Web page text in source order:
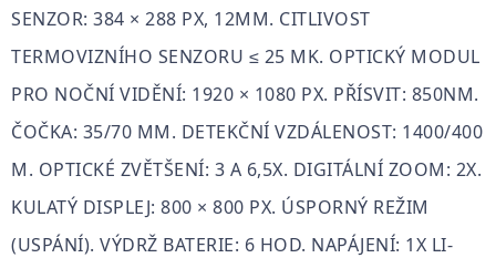
SENZOR: 384 × 288 PX, 12ΜM. CITLIVOST
TERMOVIZNÍHO SENZORU ≤ 25 MK. OPTICKÝ MODUL
PRO NOČNÍ VIDĚNÍ: 1920 × 1080 PX. PŘÍSVIT: 850NM.
ČOČKA: 35/70 MM. DETEKČNÍ VZDÁLENOST: 1400/400
M. OPTICKÉ ZVĚTŠENÍ: 3 A 6,5X. DIGITÁLNÍ ZOOM: 2X.
KULATÝ DISPLEJ: 800 × 800 PX. ÚSPORNÝ REŽIM
(USPÁNÍ). VÝDRŽ BATERIE: 6 HOD. NAPÁJENÍ: 1X LI-